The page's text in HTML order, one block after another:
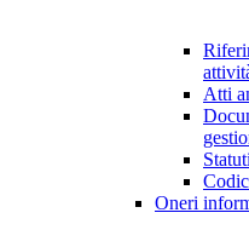
Atti
Oneri